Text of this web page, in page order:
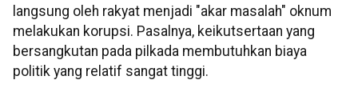
langsung oleh rakyat menjadi "akar masalah" oknum
melakukan korupsi. Pasalnya, keikutsertaan yang
bersangkutan pada pilkada membutuhkan biaya
politik yang relatif sangat tinggi.